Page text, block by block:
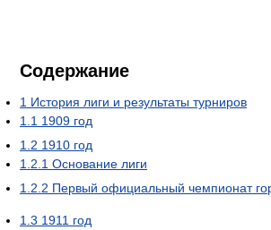
Содержание
1 История лиги и результаты турниров
1.1 1909 год
1.2 1910 год
1.2.1 Основание лиги
1.2.2 Первый официальный чемпионат
1.3 1911 год